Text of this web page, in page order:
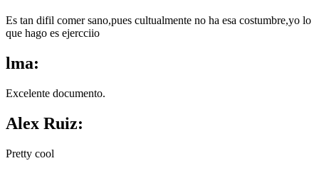
Es tan difil comer sano,pues cultualmente no ha esa costumbre,yo lo
que hago es ejercciio
lma:
Excelente documento.
Alex Ruiz:
Pretty cool